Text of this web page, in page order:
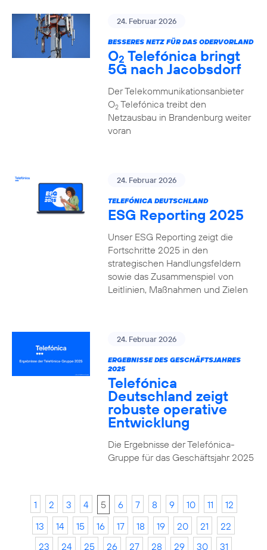
24. Februar 2026
BESSERES NETZ FÜR DAS ODERVORLAND
O2 Telefónica bringt
5G nach Jacobsdorf
Der Telekommunikationsanbieter
O2Telefónica treibt den
Netzausbau in Brandenburg weiter
voran
24. Februar 2026
TELEFÓNICA DEUTSCHLAND
ESG Reporting 2025
Unser ESG Reporting zeigt die
Fortschritte 2025 in den
strategischen Handlungsfeldern
sowie das Zusammenspiel von
Leitlinien, Maßnahmen und Zielen
24. Februar 2026
ERGEBNISSE DES GESCHÄFTSJAHRES
2025
Telefónica
Deutschland zeigt
robuste operative
Entwicklung
Die Ergebnisse der Telefónica-
Gruppe für das Geschäftsjahr 2025
1 2 3 4 5 6 7 8 9 10 11
12
13
14 15 16 17 18 19 20 21
22
23
24 25 26 27 28 29 30 31